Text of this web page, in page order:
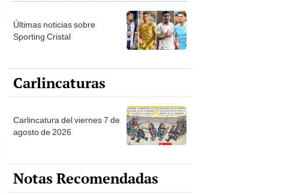
Últimas noticias sobre
Sporting Cristal
Carlincaturas
Carlincatura del viernes 7 de
agosto de 2026
Notas Recomendadas